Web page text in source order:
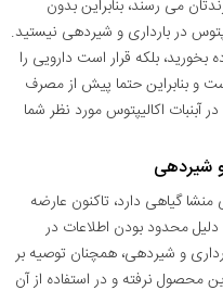
می رسند، بنابراین بدون
در بارداری و شیردهی نیستید.
بلکه قرار است دارویی را
و بنابراین حتما پیش از مصرف
آبنبات اکالیپتوس مورد نظر شما
و شیردهی
منشا گیاهی دارد، تاکنون عارضه
محدود بودن اطلاعات در
و شیردهی، همچنان توصیه بر
محصول نرفته و در استفاده از آن